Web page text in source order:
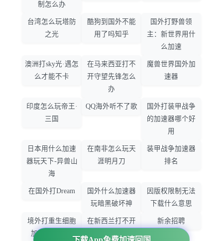
制怎么办
台湾怎么玩塔防
之光
酷狗到国外不能
用了吗知乎
国外打野兽领
主：新世界用什
么加速
澳洲打sky光·遇怎
么才能不卡
在马来西亚打不
开守望先锋怎么
办
魔兽世界国外加
速器
印度怎么玩帝王·
三国
QQ海外听不了歌
国外打装甲战争
的加速器哪个好
用
日本用什么加速
器玩天下-异兽山
海
在南非怎么玩天
涯明月刀
装甲战争加速器
排名
在国外打Dream
国外什么加速器
玩暗黑破坏神
因版权限制无法
下载什么意思
境外打重生细胞
加速器哪个好
在新西兰打不开
大智慧怎么办
新余招聘